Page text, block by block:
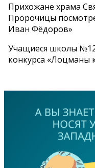
Прихожане храма
Пророчицы
Иван Фёдоров»
Учащиеся школы
конкурса «Лоцманы